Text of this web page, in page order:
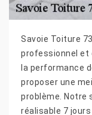
Savoie Toiture
professionnel et
la performance
proposer une
problème. Notre
réalisable 7